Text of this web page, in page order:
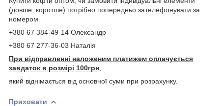
(довше, коротше) потрібно попередньо зателефонувати за
номером
+380 67 384-49-14 Олександр
+380 67 277-36-03 Наталія
При відправленні наложеним платижем оплачується
завдаток в розмірі 100грн
який віднімається від основної суми при розрахунку.
Приховати